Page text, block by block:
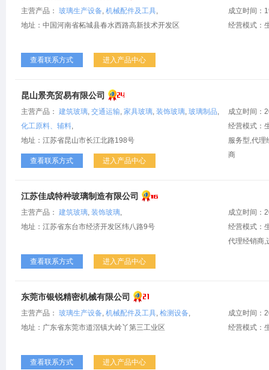
主营产品： 玻璃生产设备, 机械配件及工具,
地址：中国河南省柘城县春水西路高新技术开发区
成立时间：
经营模式：
查看联系方式 进入产品中心
昆山景亮贸易有限公司
主营产品： 建筑玻璃, 交通运输, 家具玻璃, 装饰玻璃, 玻璃制品,
化工原料、辅料,
地址：江苏省昆山市长江北路198号
成立时间：
经营模式：
服务型,代理
商
查看联系方式 进入产品中心
江苏佳成特种玻璃制造有限公司
主营产品： 建筑玻璃, 装饰玻璃,
地址：江苏省东台市经济开发区纬八路9号
成立时间：
经营模式：
代理经销商,
查看联系方式 进入产品中心
东莞市银锐精密机械有限公司
主营产品： 玻璃生产设备, 机械配件及工具, 检测设备,
地址：广东省东莞市道滘镇大岭丫第三工业区
成立时间：
经营模式：
查看联系方式 进入产品中心